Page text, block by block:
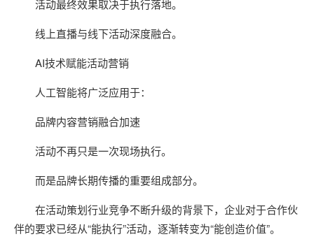
活动最终效果取决于执行落地。
线上直播与线下活动深度融合。
AI技术赋能活动营销
人工智能将广泛应用于：
品牌内容营销融合加速
活动不再只是一次现场执行。
而是品牌长期传播的重要组成部分。
在活动策划行业竞争不断升级的背景下，企业对于合作伙
伴的要求已经从“能执行”活动，逐渐转变为“能创造价值”。